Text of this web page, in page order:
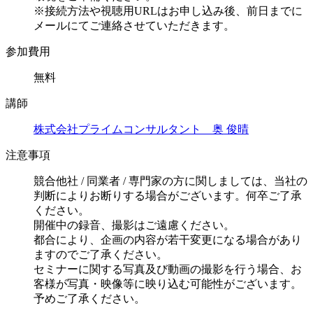
※接続方法や視聴用URLはお申し込み後、前日までに
メールにてご連絡させていただきます。
参加費用
無料
講師
株式会社プライムコンサルタント 奥 俊晴
注意事項
競合他社 / 同業者 / 専門家の方に関しましては、当社の
判断によりお断りする場合がございます。何卒ご了承
ください。
開催中の録音、撮影はご遠慮ください。
都合により、企画の内容が若干変更になる場合があり
ますのでご了承ください。
セミナーに関する写真及び動画の撮影を行う場合、お
客様が写真・映像等に映り込む可能性がございます。
予めご了承ください。